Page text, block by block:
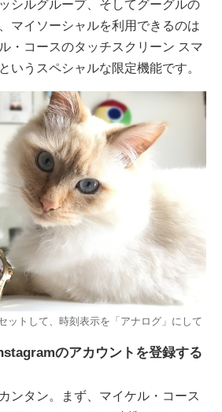
シルグループ、そしてグーグルの
マイソーシャルを利用できるのは
・コースのタッチスクリーン スマ
いうスペシャルな限定機能です。
ットして、時刻表示を「アナログ」にして
のアカウントを登録する
ンタン。まず、マイケル・コース